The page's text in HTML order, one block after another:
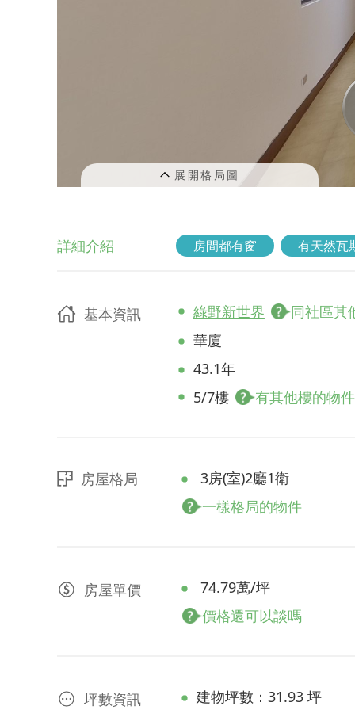
詳細介紹 房間都有窗 有天然瓦
基本資訊 綠野新世界
同社區其
華廈
43.1年
5/7樓
有其他樓的物件
房屋格局
3房(室)2廳1衛
一樣格局的物件
房屋單價
74.79萬/坪
價格還可以談嗎
坪數資訊 建物坪數：31.93 坪